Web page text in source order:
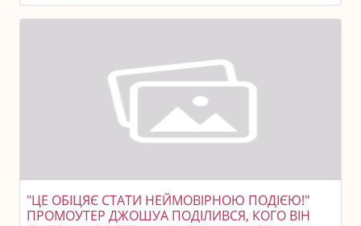
"ЦЕ ОБІЦЯЄ СТАТИ НЕЙМОВІРНОЮ ПОДІЄЮ!"
ПРОМОУТЕР ДЖОШУА ПОДІЛИВСЯ, КОГО ВІН